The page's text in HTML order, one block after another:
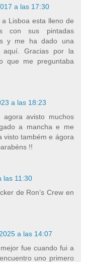
a las 17:30
Lisboa esta lleno de
con sus pintadas
y me ha dado una
aquí. Gracias por la
que me preguntaba
a las 18:23
avisto muchos
a mancha e me
visto também e ágora
!!
las 11:30
de Ron’s Crew en
a las 14:07
fue cuando fui a
uno primero